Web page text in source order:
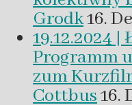
Grodk16.
19.12.2024
Programm
zum
Cottbus16.